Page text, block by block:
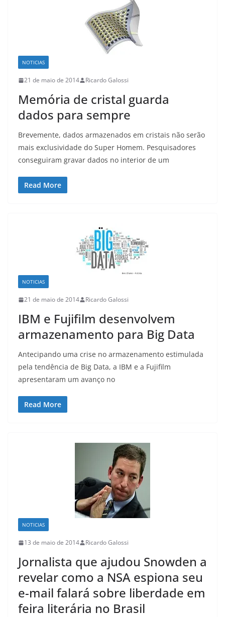
NOTICIAS
21 de maio de 2014 Ricardo Galossi
Memória de cristal guarda
dados para sempre
Brevemente, dados armazenados em cristais não serão
mais exclusividade do Super Homem. Pesquisadores
conseguiram gravar dados no interior de um
Read More
NOTICIAS
21 de maio de 2014 Ricardo Galossi
IBM e Fujifilm desenvolvem
armazenamento para Big Data
Antecipando uma crise no armazenamento estimulada
pela tendência de Big Data, a IBM e a Fujifilm
apresentaram um avanço no
Read More
NOTICIAS
13 de maio de 2014 Ricardo Galossi
Jornalista que ajudou Snowden a
revelar como a NSA espiona seu
e-mail falará sobre liberdade em
feira literária no Brasil